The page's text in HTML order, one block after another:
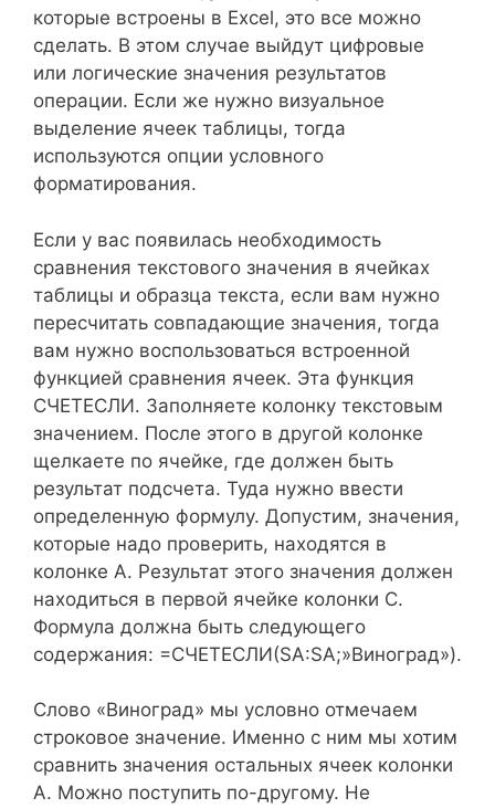
которые встроены в Excel, это все можно
сделать. В этом случае выйдут цифровые
или логические значения результатов
операции. Если же нужно визуальное
выделение ячеек таблицы, тогда
используются опции условного
форматирования.
Если у вас появилась необходимость
сравнения текстового значения в ячейках
таблицы и образца текста, если вам нужно
пересчитать совпадающие значения, тогда
вам нужно воспользоваться встроенной
функцией сравнения ячеек. Эта функция
СЧЕТЕСЛИ. Заполняете колонку текстовым
значением. После этого в другой колонке
щелкаете по ячейке, где должен быть
результат подсчета. Туда нужно ввести
определенную формулу. Допустим, значения,
которые надо проверить, находятся в
колонке А. Результат этого значения должен
находиться в первой ячейке колонки С.
Формула должна быть следующего
содержания: =СЧЕТЕСЛИ(SA:SA;»Виноград»).
Слово «Виноград» мы условно отмечаем
строковое значение. Именно с ним мы хотим
сравнить значения остальных ячеек колонки
А. Можно поступить по-другому. Не